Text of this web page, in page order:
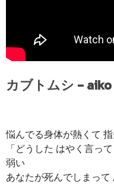
カブトムシ -
悩んでる身体が熱くて
「どうした はやく言っ
弱い
あなたが死んでしまっ